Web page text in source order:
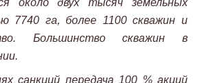
около двух тысяч земельных
7740 га, более 1100 скважин и
Большинство скважин в
санкций передача 100 % акций